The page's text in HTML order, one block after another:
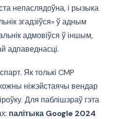
непаслядоўна, і рызыка
згадзіўся» ў адным
адмовіўся ў іншым,
адпаведнасці.
Як толькі CMP
ніжэйстаячы вендар
Для паблішэраў гэта
палітыка Google 2024